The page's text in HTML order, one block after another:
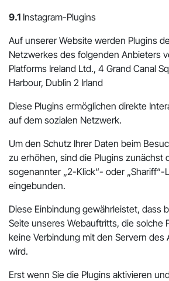
9.1 Instagram-Plugins
Auf unserer Website werden Plugins
Netzwerkes des folgenden Anbieters
Platforms Ireland Ltd., 4 Grand Canal
Harbour, Dublin 2 Irland
Diese Plugins ermöglichen direkte
auf dem sozialen Netzwerk.
Um den Schutz Ihrer Daten beim
zu erhöhen, sind die Plugins zunächst
sogenannter „2-Klick“- oder „Shariff“-
eingebunden.
Diese Einbindung gewährleistet, dass
Seite unseres Webauftritts, die solche
keine Verbindung mit den Servern
wird.
Erst wenn Sie die Plugins aktivieren